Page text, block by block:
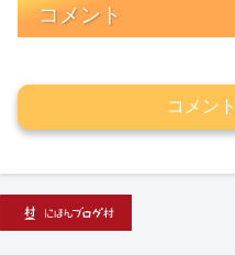
コメント
コメン